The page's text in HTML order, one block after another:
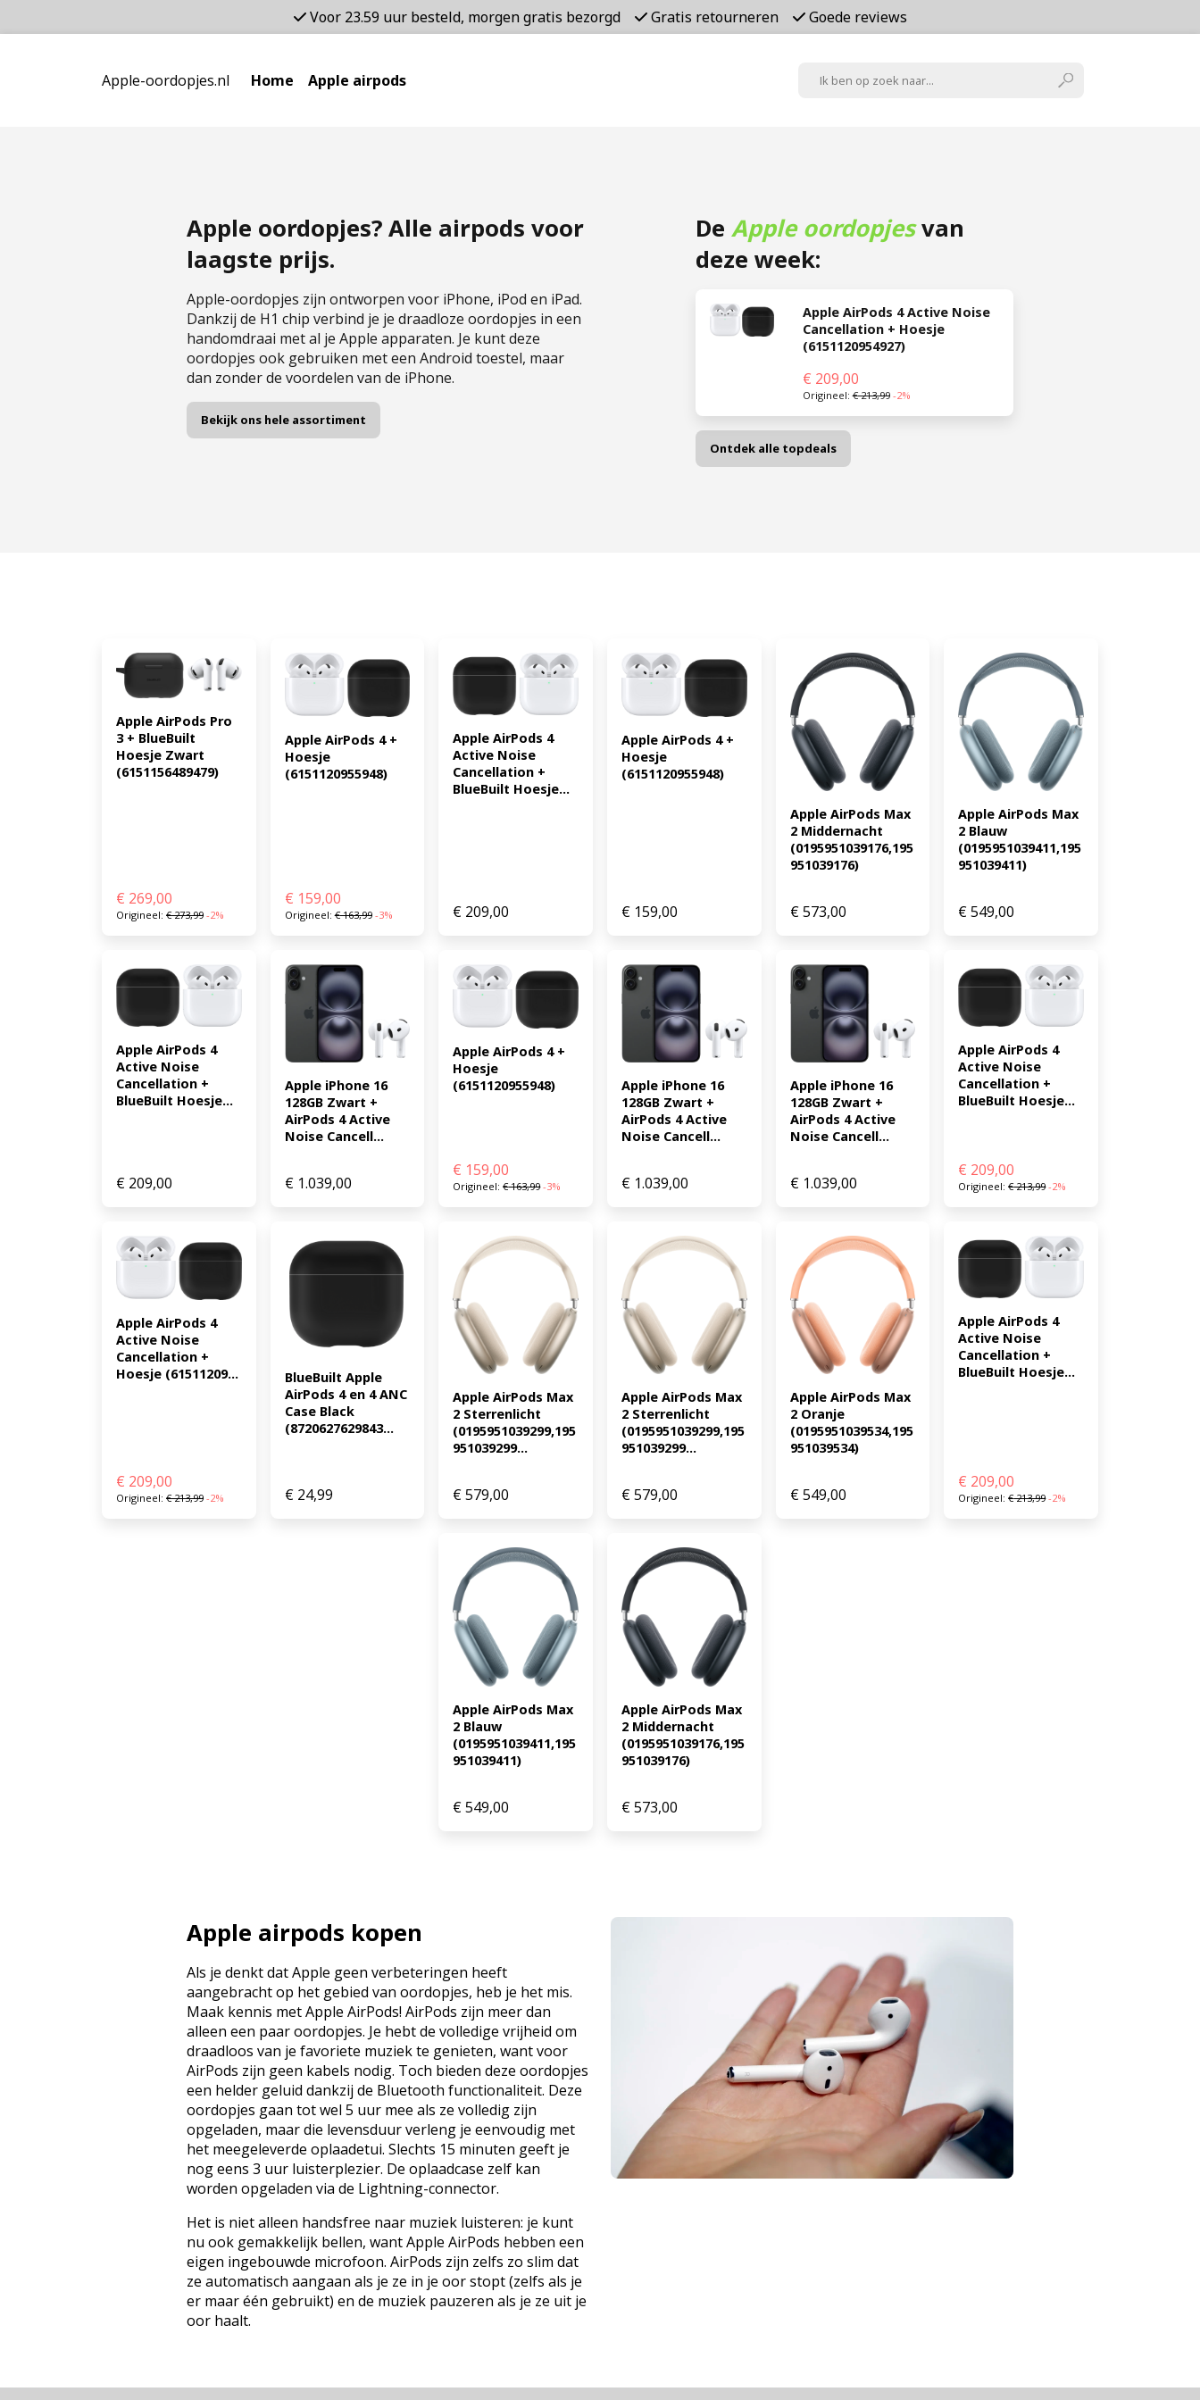
Voor 23.59 uur besteld, morgen gratis bezorgd Gratis retourneren Goede reviews
Apple-oordopjes.nl Home Apple airpods
Apple oordopjes? Alle airpods voor
laagste prijs.
Apple-oordopjes zijn ontworpen voor iPhone, iPod en iPad.
Dankzij de H1 chip verbind je je draadloze oordopjes in een
handomdraai met al je Apple apparaten. Je kunt deze
oordopjes ook gebruiken met een Android toestel, maar
dan zonder de voordelen van de iPhone.
Bekijk ons hele assortiment
De Apple oordopjesvan
deze week:
Apple AirPods 4 Active Noise
Cancellation + Hoesje
(6151120954927)
€ 209,00
Origineel:€213,99 -2%
Ontdek alle topdeals
Apple AirPods Pro
3 + BlueBuilt
Hoesje Zwart
(6151156489479)
€ 269,00
Origineel:€273,99 -2%
Apple AirPods 4 +
Hoesje
(6151120955948)
€ 159,00
Origineel:€163,99 -3%
Apple AirPods 4
Active Noise
Cancellation +
BlueBuilt Hoesje...
€ 209,00
Apple AirPods 4 +
Hoesje
(6151120955948)
€ 159,00
Apple AirPods Max
2 Middernacht
(0195951039176,195
951039176)
€573,00
Apple AirPods Max
2 Blauw
(0195951039411,195
951039411)
€549,00
Apple AirPods 4
Active Noise
Cancellation +
BlueBuilt Hoesje...
€ 209,00
Apple iPhone 16
128GB Zwart +
AirPods 4 Active
Noise Cancell...
€1.039,00
Apple AirPods 4 +
Hoesje
(6151120955948)
€ 159,00
Origineel:€163,99 -3%
Apple iPhone 16
128GB Zwart +
AirPods 4 Active
Noise Cancell...
€ 1.039,00
Apple iPhone 16
128GB Zwart +
AirPods 4 Active
Noise Cancell...
€1.039,00
Apple AirPods 4
Active Noise
Cancellation +
BlueBuilt Hoesje...
€ 209,00
Origineel:€213,99 -2%
Apple AirPods 4
Active Noise
Cancellation +
Hoesje (61511209...
€ 209,00
Origineel:€213,99 -2%
BlueBuilt Apple
AirPods 4 en 4 ANC
Case Black
(8720627629843...
€24,99
Apple AirPods Max
2 Sterrenlicht
(0195951039299,195
951039299...
€579,00
Apple AirPods Max
2 Sterrenlicht
(0195951039299,195
951039299...
€579,00
Apple AirPods Max
2 Oranje
(0195951039534,195
951039534)
€549,00
Apple AirPods 4
Active Noise
Cancellation +
BlueBuilt Hoesje...
€ 209,00
Origineel:€213,99 -2%
Apple AirPods Max
2 Blauw
(0195951039411,195
951039411)
€549,00
Apple AirPods Max
2 Middernacht
(0195951039176,195
951039176)
€573,00
Apple airpods kopen
Als je denkt dat Apple geen verbeteringen heeft
aangebracht op het gebied van oordopjes, heb je het mis.
Maak kennis met Apple AirPods! AirPods zijn meer dan
alleen een paar oordopjes. Je hebt de volledige vrijheid om
draadloos van je favoriete muziek te genieten, want voor
AirPods zijn geen kabels nodig. Toch bieden deze oordopjes
een helder geluid dankzij de Bluetooth functionaliteit. Deze
oordopjes gaan tot wel 5 uur mee als ze volledig zijn
opgeladen, maar die levensduur verleng je eenvoudig met
het meegeleverde oplaadetui. Slechts 15 minuten geeft je
nog eens 3 uur luisterplezier. De oplaadcase zelf kan
worden opgeladen via de Lightning-connector.
Het is niet alleen handsfree naar muziek luisteren: je kunt
nu ook gemakkelijk bellen, want Apple AirPods hebben een
eigen ingebouwde microfoon. AirPods zijn zelfs zo slim dat
ze automatisch aangaan als je ze in je oor stopt (zelfs als je
er maar één gebruikt) en de muziek pauzeren als je ze uit je
oor haalt.